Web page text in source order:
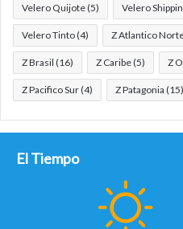
Velero Quijote(5) Velero
Velero Tinto(4) Z Atlantico
Z Brasil (16) Z Caribe(5) Z
Z Pacifico Sur(4) Z Patagonia (15)
El Tiempo